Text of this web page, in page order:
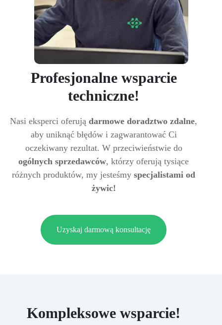
Profesjonalne wsparcie
techniczne!
Nasi eksperci oferują darmowe doradztwo zdalne,
aby uniknąć błędów i zagwarantować Ci
oczekiwany rezultat. W przeciwieństwie do
ogólnych sprzedawców, którzy oferują tysiące
różnych produktów, my jesteśmy specjalistami od
żywic!
Uzyskaj darmową konsultację
Kompleksowe wsparcie!